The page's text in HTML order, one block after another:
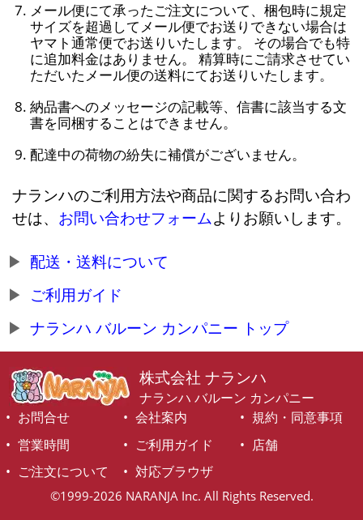
メール便にて承ったご注文について、梱包時に規定
サイズを超過してメール便でお送りできない場合は
ヤマト通常便でお送りいたします。 その場合でも特
に追加料金はありません。 精算時にご請求させてい
ただいたメール便の送料にてお送りいたします。
納品書へのメッセージの記載等、信書に該当する文
書を同梱することはできません。
配達中の荷物の紛失に補償がございません。
ナランハのご利用方法や商品に関するお問い合わ
せは、 お問い合わせフォームよりお願いします。
配送・送料について
ご利用ガイド
ナランハ バルーン カンパニー トップ
株式会社 ナランハ
ナランハ バルーン カンパニー
お問合せ
会社案内
規約・同意事項
営業時間
ご利用ガイド
店舗
ご注文について
対応ブラウザ
©1999-2026 NARANJA Inc. All Rights Reserved.